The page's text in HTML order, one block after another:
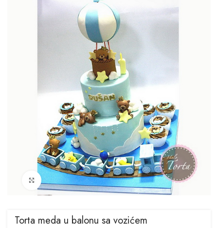
Kliknite za uvećanje
Torta meda u balonu sa vozićem